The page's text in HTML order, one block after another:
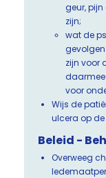
geur,
zijn;
wat de
zijn voor
voor
Wijs de
ulcera op de
Beleid -
Overweeg